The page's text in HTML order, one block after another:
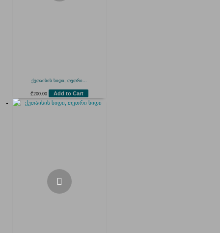
ქუთაისის ხიდი, თეთრი...
₾200.00 Add to Cart